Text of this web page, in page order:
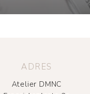
ADRES
Atelier DMNC